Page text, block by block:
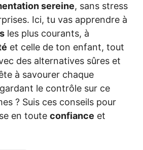
sereine, sans stress
Ici, tu vas apprendre à
les plus courants, à
et celle de ton enfant, tout
des alternatives sûres et
à savourer chaque
le contrôle sur ce
? Suis ces conseils pour
en toute confiance et